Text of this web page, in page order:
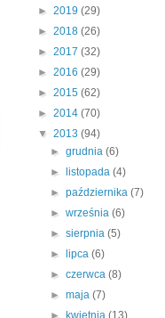
► 2019 (29)
► 2018 (26)
► 2017 (32)
► 2016 (29)
► 2015 (62)
► 2014 (70)
▼ 2013 (94)
►grudnia(6)
►
listopada(4)
►października(7)
►września(6)
►sierpnia(5)
►
lipca(6)
►czerwca(8)
►maja(7)